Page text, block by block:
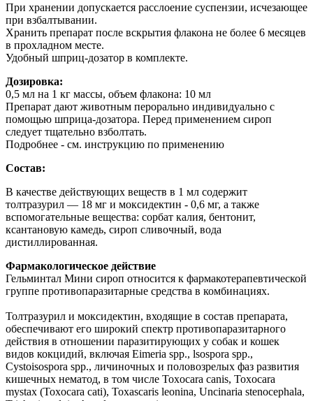
При хранении допускается расслоение суспензии, исчезающее
при взбалтывании.
Хранить препарат после вскрытия флакона не более 6 месяцев
в прохладном месте.
Удобный шприц-дозатор в комплекте.
Дозировка:
0,5 мл на 1 кг массы, объем флакона: 10 мл
Препарат дают животным перорально индивидуально с
помощью шприца-дозатора. Перед применением сироп
следует тщательно взболтать.
Подробнее - см. инструкцию по применению
Состав:
В качестве действующих веществ в 1 мл содержит
толтразурил — 18 мг и моксидектин - 0,6 мг, а также
вспомогательные вещества: сорбат калия, бентонит,
ксантановую камедь, сироп сливочный, вода
дистиллированная.
Фармакологическое действие
Гельминтал Мини сироп относится к фармакотерапевтической
группе противопаразитарные средства в комбинациях.
Толтразурил и моксидектин, входящие в состав препарата,
обеспечивают его широкий спектр противопаразитарного
действия в отношении паразитирующих у собак и кошек
видов кокцидий, включая Eimeria spp., lsospora spp.,
Cystoisospora spp., личиночных и половозрелых фаз развития
кишечных нематод, в том числе Toxocara canis, Toxocara
mystax (Toxocara cati), Toxascaris leonina, Uncinaria stenocephala,